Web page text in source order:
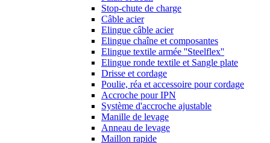
Stop-chute de charge
Câble acier
Elingue câble acier
Elingue chaîne et composantes
Elingue textile armée ''Steelflex''
Elingue ronde textile et Sangle plate
Drisse et cordage
Poulie, réa et accessoire pour cordage
Accroche pour IPN
Système d'accroche ajustable
Manille de levage
Anneau de levage
Maillon rapide